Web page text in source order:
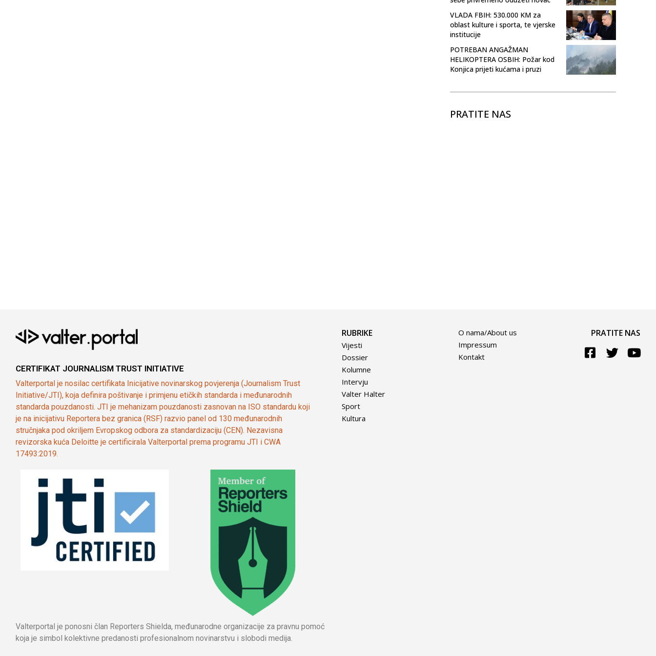
VLADA FBIH: 530.000 KM za
oblast kulture i sporta, te vjerske
institucije
POTREBAN ANGAŽMAN
HELIKOPTERA OSBIH: Požar kod
Konjica prijeti kućama i pruzi
PRATITE NAS
CERTIFIKAT JOURNALISM TRUST INITIATIVE
Valterportal je nosilac certifikata Inicijative novinarskog povjerenja (Journalism Trust
Initiative/JTI), koja definira poštivanje i primjenu etičkih standarda i međunarodnih
standarda pouzdanosti. JTI je mehanizam pouzdanosti zasnovan na ISO standardu koji
je na inicijativu Reportera bez granica (RSF) razvio panel od 130 međunarodnih
stručnjaka pod okriljem Evropskog odbora za standardizaciju (CEN). Nezavisna
revizorska kuća Deloitte je certificirala Valterportal prema programu JTI i CWA
17493:2019.
Valterportal je ponosni član Reporters Shielda, međunarodne organizacije za pravnu pomoć
koja je simbol kolektivne predanosti profesionalnom novinarstvu i slobodi medija.
RUBRIKE
Vijesti
Dossier
Kolumne
Intervju
Valter Halter
Sport
Kultura
O nama/About us
Impressum
Kontakt
PRATITE NAS